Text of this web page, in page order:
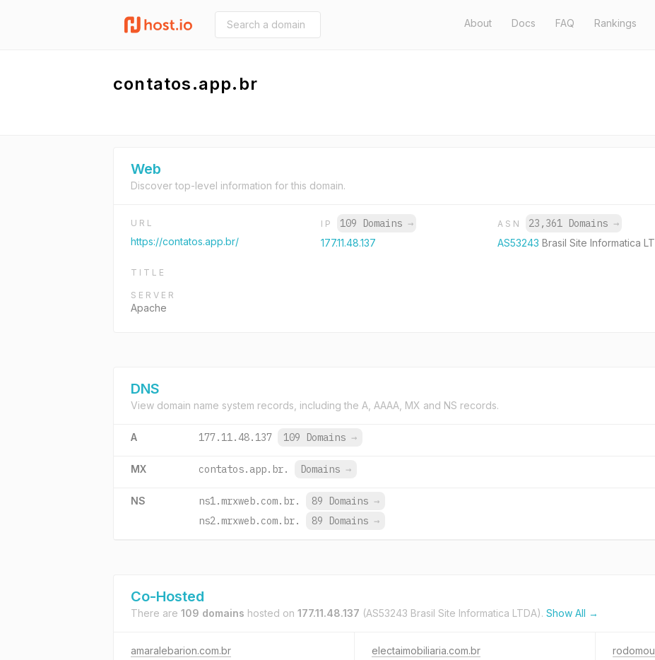
About Docs FAQ Rankings
contatos.app.br
Web
Discover top-level information for this domain.
URL
https://contatos.app.br/
IP 109 Domains →
177.11.48.137
ASN 23,361 Domains →
AS53243Brasil Site Informatica
TITLE
SERVER
Apache
DNS
View domain name system records, including the A, AAAA, MX and NS records.
A 177.11.48.137 109 Domains →
MX contatos.app.br. Domains →
NS ns1.mrxweb.com.br. 89 Domains →
ns2.mrxweb.com.br.
89 Domains →
Co-Hosted
There are 109 domains hosted on 177.11.48.137 (AS53243 Brasil Site Informatica LTDA). Show All →
amaralebarion.com.br electaimobiliaria.com.br